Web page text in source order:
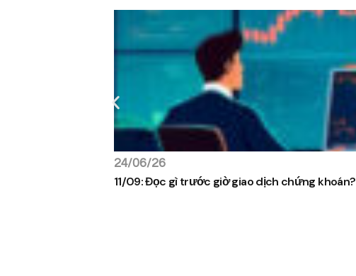
24/06/26
11/09: Đọc gì trước giờ giao dịch chứng khoán?